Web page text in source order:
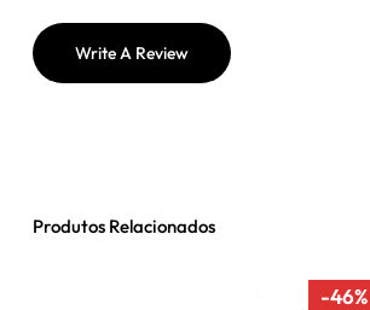
Write A Review
Produtos Relacionados
-46%